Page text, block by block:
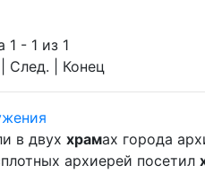
1 - 1 из 1
| След. | Конец
в двух храмах города
архиерей посетил